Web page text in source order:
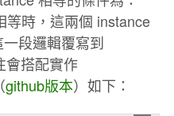
等時，這兩個 instance
段邏輯覆寫到
會搭配實作
github版本）如下：